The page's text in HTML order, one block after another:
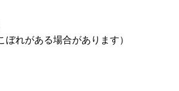
れがある場合があります）